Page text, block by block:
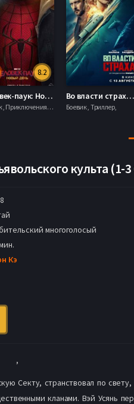
8.2
Человек-паук: Новый день (2026)
Боевик , Приключения, Фантастика, Фэнтези,
Во власти страха (2026)
Боевик , Триллер,
культа (1-
многоголосый
Кэ
,
Секту, странствовал по
кланами. Вэй Усянь